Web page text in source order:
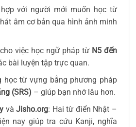
với người mới muốn học từ
âm cơ bản qua hình ảnh minh
việc học ngữ pháp từ N5 đến
bài luyện tập trực quan.
học từ vựng bằng phương pháp
(SRS) – giúp bạn nhớ lâu hơn.
vàJisho.org: Hai từ điển Nhật –
nay giúp tra cứu Kanji, nghĩa